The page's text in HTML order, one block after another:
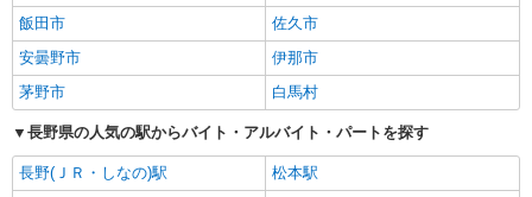
飯田市
佐久市
安曇野市
伊那市
茅野市
白馬村
長野県の人気の駅からバイト・アルバイト・パートを探す
長野(ＪＲ・しなの)駅
松本駅